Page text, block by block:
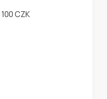
100 CZK